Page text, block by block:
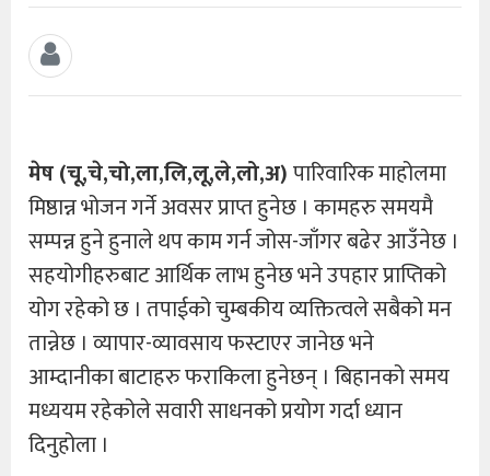
मेष (चू,चे,चो,ला,लि,लू,ले,लो,अ)पारिवारिक माहोलमा
मिष्ठान्न भोजन गर्ने अवसर प्राप्त हुनेछ । कामहरु समयमै
सम्पन्न हुने हुनाले थप काम गर्न जोस-जाँगर बढेर आउँनेछ ।
सहयोगीहरुबाट आर्थिक लाभ हुनेछ भने उपहार प्राप्तिको
योग रहेको छ । तपाईको चुम्बकीय व्यक्तित्वले सबैको मन
तान्नेछ । व्यापार-व्यावसाय फस्टाएर जानेछ भने
आम्दानीका बाटाहरु फराकिला हुनेछन् । बिहानको समय
मध्ययम रहेकोले सवारी साधनको प्रयोग गर्दा ध्यान
दिनुहोला ।